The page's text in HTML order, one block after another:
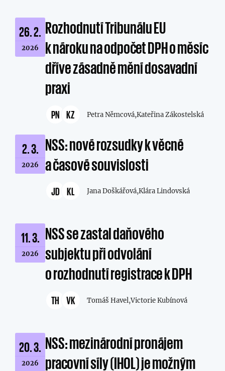
26. 2.
2026
Rozhodnutí Tribunálu EU
k nároku na odpočet DPH o měsíc
dříve zásadně mění dosavadní
praxi
PN KZ Petra Němcová,Kateřina Zákostelská
2. 3.
2026
NSS: nové rozsudky k věcné
a časové souvislosti
JD KL Jana Doškářová,Klára Lindovská
11. 3.
2026
NSS se zastal daňového
subjektu při odvolání
o rozhodnutí registrace k DPH
TH VK Tomáš Havel,Victorie Kubínová
20. 3.
2026
NSS: mezinárodní pronájem
pracovní síly (IHOL) je možným